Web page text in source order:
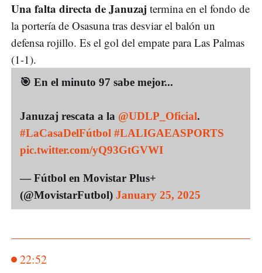
Una falta directa de Januzaj termina en el fondo de
la portería de Osasuna tras desviar el balón un
defensa rojillo. Es el gol del empate para Las Palmas
(1-1).
🎯 En el minuto 97 sabe mejor...
Januzaj rescata a la @UDLP_Oficial.
#LaCasaDelFútbol #LALIGAEASPORTS
pic.twitter.com/yQ93GtGVWI
— Fútbol en Movistar Plus+
(@MovistarFutbol) January 25, 2025
22:52